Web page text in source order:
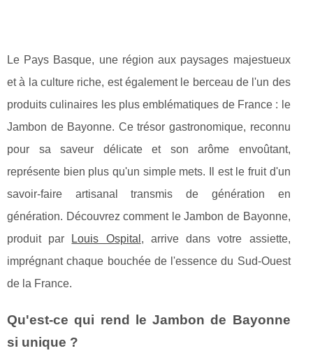
Le Pays Basque, une région aux paysages majestueux
et à la culture riche, est également le berceau de l'un des
produits culinaires les plus emblématiques de France : le
Jambon de Bayonne. Ce trésor gastronomique, reconnu
pour sa saveur délicate et son arôme envoûtant,
représente bien plus qu'un simple mets. Il est le fruit d'un
savoir-faire artisanal transmis de génération en
génération. Découvrez comment le Jambon de Bayonne,
produit par Louis Ospital , arrive dans votre assiette,
imprégnant chaque bouchée de l'essence du Sud-Ouest
de la France.
Qu'est-ce qui rend le Jambon de Bayonne
si unique ?